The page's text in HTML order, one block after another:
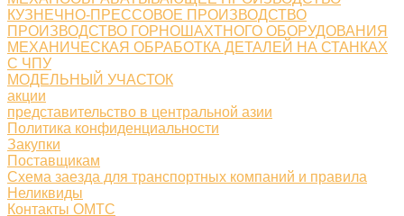
КУЗНЕЧНО-ПРЕССОВОЕ ПРОИЗВОДСТВО
ПРОИЗВОДСТВО ГОРНОШАХТНОГО ОБОРУДОВАНИЯ
МЕХАНИЧЕСКАЯ ОБРАБОТКА ДЕТАЛЕЙ НА СТАНКАХ
С ЧПУ
МОДЕЛЬНЫЙ УЧАСТОК
акции
представительство в центральной азии
Политика конфиденциальности
Закупки
Поставщикам
Схема заезда для транспортных компаний и правила
Неликвиды
Контакты ОМТС